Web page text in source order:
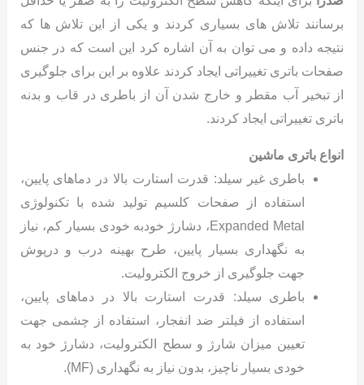
برسانند تلاش های بسیاری کردند و یکی از این تلاش ها که
نتیجه داده و می توان به آن اشاره کرد این است که در جنس
صفحات باتری تغییراتی ایجاد کردند علاوه بر این برای جلوگیری
از تبخیر آب مقطر و خارج شدن آن از باطری در قاب و بدنه
باتری تغییراتی ایجاد کردند.
انواع باتری ماشین
باطری غیر سیلد: قدرت استارت بالا در دماهای پایین،
استفاده از صفحات کلسیم تولید شده با تکنولوژی
Expanded Metal، دشارژ خودبه خودی بسیار کم، نیاز
به نگهداری بسیار پایین، طرح بهینه درب و درپوش
جهت جلوگیری از خروج الکترولیت.
باطری سیلد: قدرت استارت بالا در دماهای پایین،
استفاده از فیلتر ضد انفجار، استفاده از چشمی جهت
تعیین میزان شارژ و سطح الکترولیت، دشارژ خود به
خودی بسیار ناچیز، بدون نیاز به نگهداری (MF).